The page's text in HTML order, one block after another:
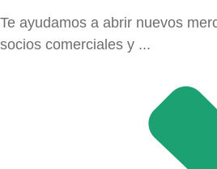
Te ayudamos a abrir nuevos
socios comerciales y ...